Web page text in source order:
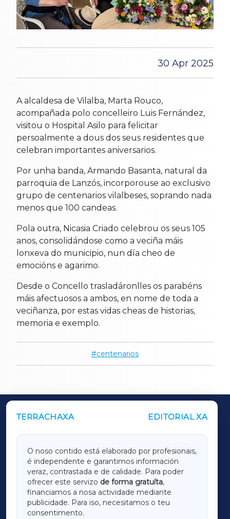
30 Apr 2025
A alcaldesa de Vilalba, Marta Rouco,
acompañada polo concelleiro Luis Fernández,
visitou o Hospital Asilo para felicitar
persoalmente a dous dos seus residentes que
celebran importantes aniversarios.
Por unha banda, Armando Basanta, natural da
parroquia de Lanzós, incorporouse ao exclusivo
grupo de centenarios vilalbeses, soprando nada
menos que 100 candeas.
Pola outra, Nicasia Criado celebrou os seus 105
anos, consolidándose como a veciña máis
lonxeva do municipio, nun día cheo de
emocións e agarimo.
Desde o Concello trasladáronlles os parabéns
máis afectuosos a ambos, en nome de toda a
veciñanza, por estas vidas cheas de historias,
memoria e exemplo.
centenarios
TERRACHAXA EDITORIAL XA
O noso contido está elaborado por profesionais,
é independente e garantimos información
veraz, contrastada e de calidade. Para poder
ofrecer este servizo de forma gratuíta,
financiamos a nosa actividade mediante
publicidade. Para iso, necesitamos o teu
consentimento.
OUTROS PERIÓDICOS
LUGOXA
TERRACHAXA